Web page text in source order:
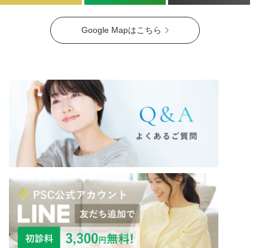
Google Mapはこちら